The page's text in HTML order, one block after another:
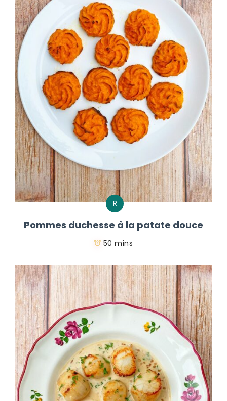
R
Pommes duchesse à la patate douce
50 mins